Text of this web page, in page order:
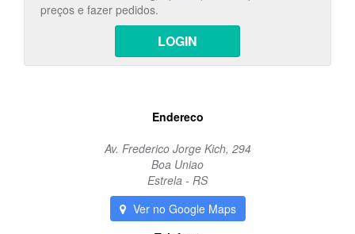
preços e fazer pedidos.
LOGIN
Endereco
Av. Frederico Jorge Kich, 294
Boa Uniao
Estrela - RS
Ver no Google Maps